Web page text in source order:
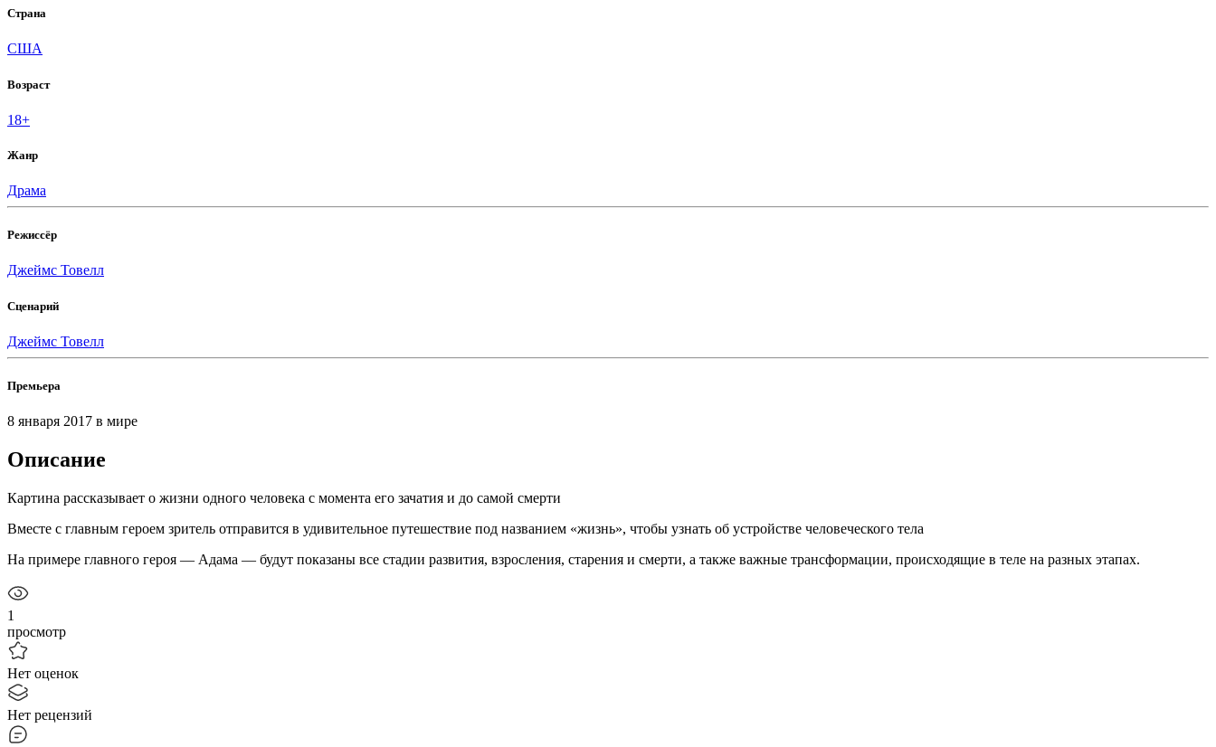
Страна
США
Возраст
18+
Жанр
Драма
Режиссёр
Джеймс Товелл
Сценарий
Джеймс Товелл
Премьера
8 января 2017 в мире
Описание
Картина рассказывает о жизни одного человека с момента его зачатия и до самой смерти
Вместе с главным героем зритель отправится в удивительное путешествие под названием «жизнь», чтобы узнать об устройстве человеческого тела
На примере главного героя — Адама — будут показаны все стадии развития, взросления, старения и смерти, а также важные трансформации, происходящие в теле на разных этапах.
1
просмотр
Нет оценок
Нет рецензий